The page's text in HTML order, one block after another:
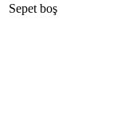
Sepet boş